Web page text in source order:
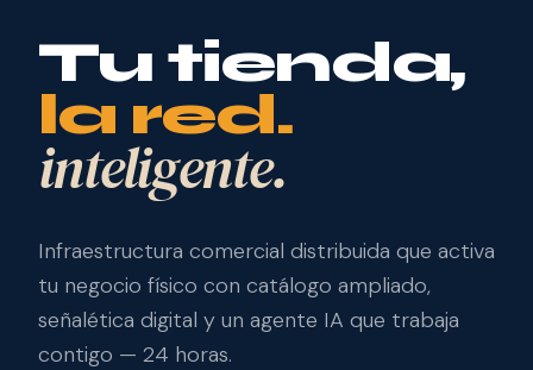
Tu tienda,
la red.
inteligente.
Infraestructura comercial distribuida que activa
tu negocio físico con catálogo ampliado,
señalética digital y un agente IA que trabaja
contigo — 24 horas.